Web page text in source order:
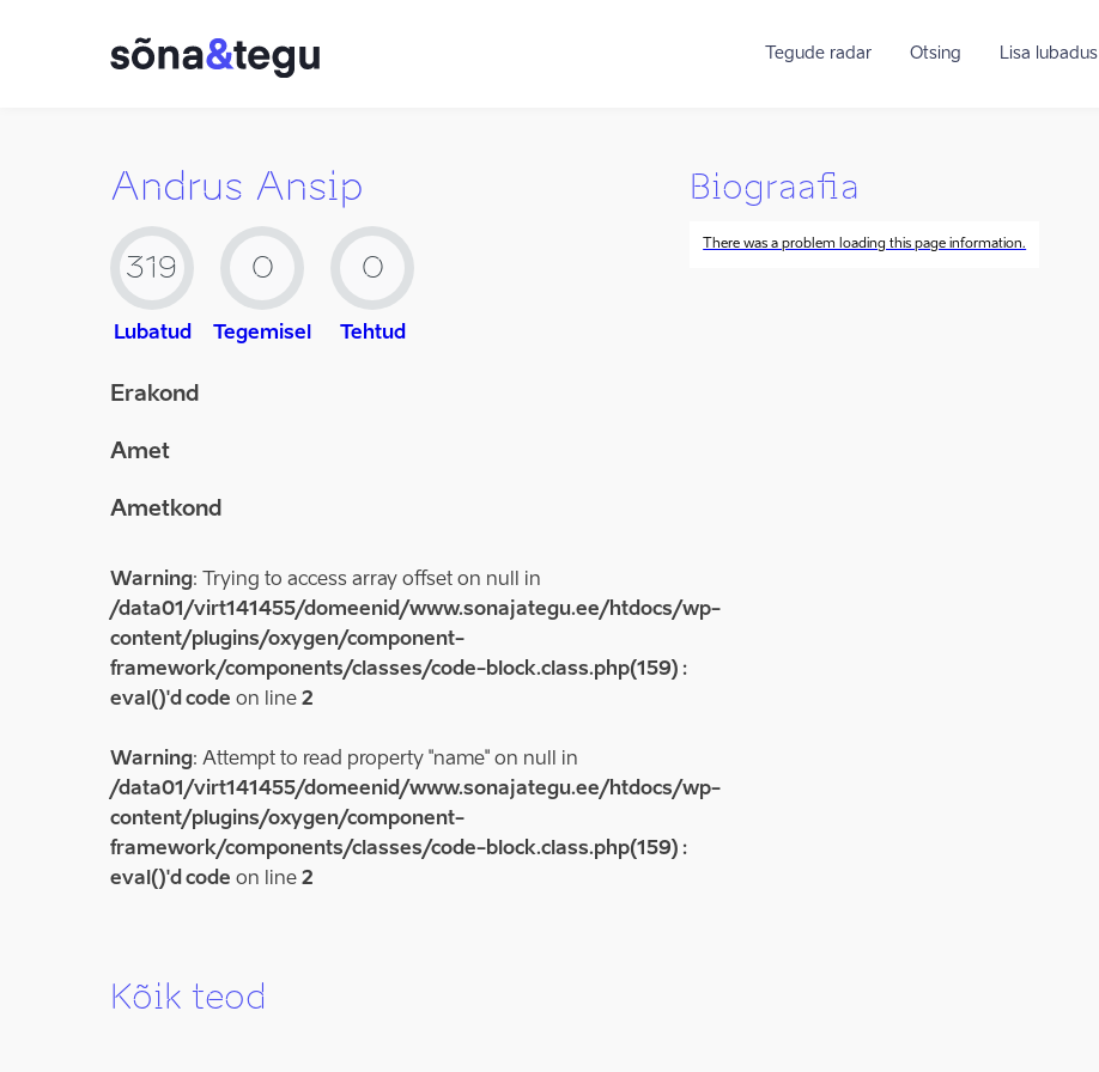
Tegude radar Otsing Lisa lubadus
Andrus Ansip
319
Lubatud
0
Tegemisel
0
Tehtud
Erakond
Amet
Ametkond
Warning: Trying to access array offset on null in
/data01/virt141455/domeenid/www.sonajategu.ee/htdocs/wp-
content/plugins/oxygen/component-
framework/components/classes/code-block.class.php(159) :
eval()'d code on line 2
Warning: Attempt to read property "name" on null in
/data01/virt141455/domeenid/www.sonajategu.ee/htdocs/wp-
content/plugins/oxygen/component-
framework/components/classes/code-block.class.php(159) :
eval()'d code on line 2
Biograafia
There was a problem loading this page information.
Kõik teod